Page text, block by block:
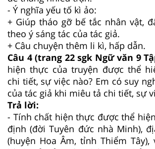
- Ý nghĩa yếu tố kì ảo:
+ Giúp tháo gỡ bế tắc nhân vật,
theo ý sáng tác của tác giả.
+ Câu chuyện thêm li kì, hấp dẫn.
Câu 4 (trang 22 sgk Ngữ văn 9
hiện thực của truyện được thể
chi tiết, sự việc nào? Em có suy
của tác giả khi miêu tả chi tiết, sự
Trả lời:
- Tính chất hiện thực được thể
định (đời Tuyên đức nhà Minh),
(huyện Hoa Âm, tỉnh Thiểm Tây),